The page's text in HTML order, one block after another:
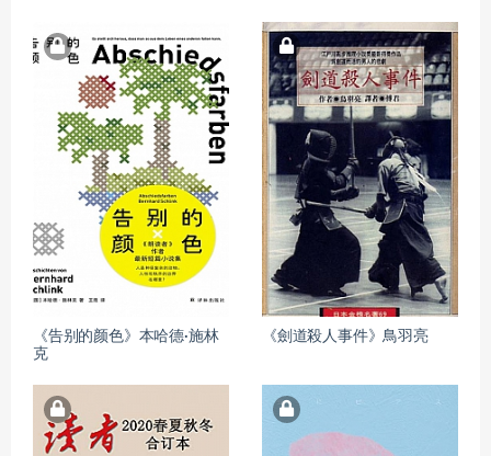
《告别的颜色》本哈德·施林
克
《劍道殺人事件》鳥羽亮